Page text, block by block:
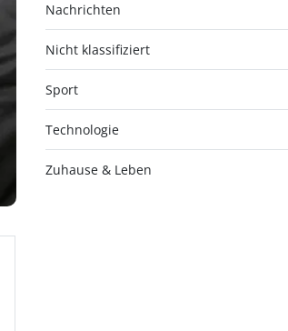
Nachrichten
Nicht klassifiziert
Sport
Technologie
Zuhause & Leben